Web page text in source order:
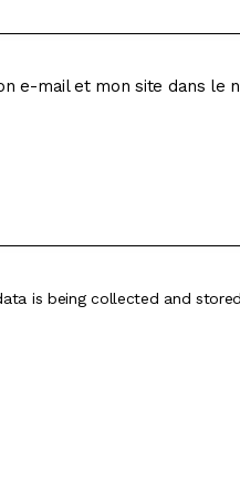
e-mail et mon site dans le
is beingcollected and stored